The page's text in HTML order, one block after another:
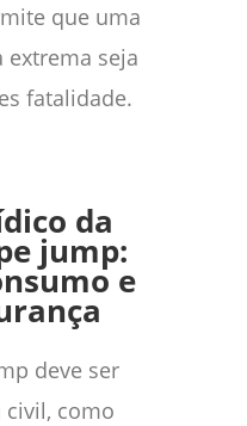
que uma
extrema seja
fatalidade.
da
jump:
e
deve ser
civil, como